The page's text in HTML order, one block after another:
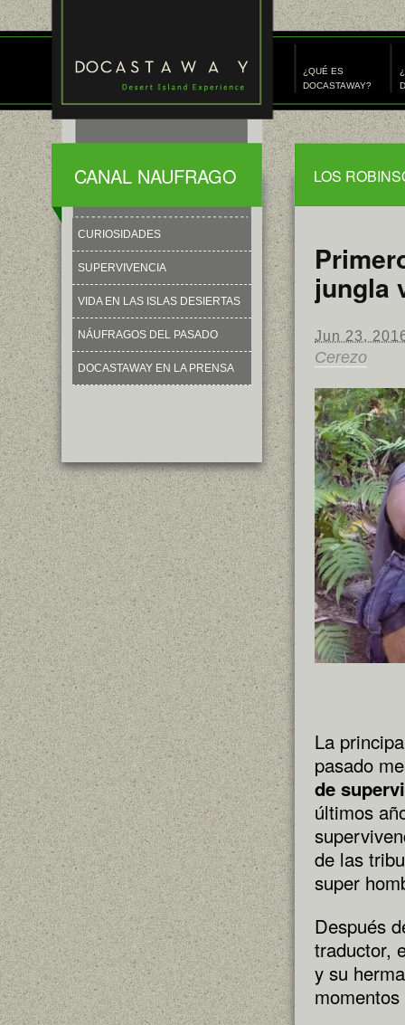
¿QUÉ ES
DOCASTAWAY?
LOS
jungla
Jun 23,
Cerezo
La
pasado
de
últimos
de las
super
Después
traductor,
y su
CANAL NAUFRAGO
CURIOSIDADES
SUPERVIVENCIA
VIDA EN LAS ISLAS DESIERTAS
NÁUFRAGOS DEL PASADO
DOCASTAWAY EN LA PRENSA